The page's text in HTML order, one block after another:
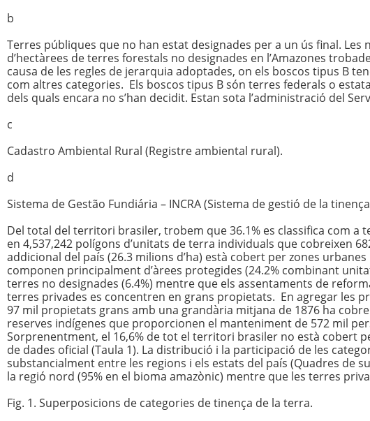
b
Terres públiques que no han estat designades per a un ús final.
d’hectàrees de terres forestals no designades en l’Amazones
causa de les regles de jerarquia adoptades, on els boscos tipus B
com altres categories. Els boscos tipus B són terres federals o
dels quals encara no s’han decidit. Estan sota l’administració del
c
Cadastro Ambiental Rural (Registre ambiental rural).
d
Sistema de Gestão Fundiária – INCRA (Sistema de gestió de la
Del total del territori brasiler, trobem que 36.1% es classifica com a
en 4,537,242 polígons d’unitats de terra individuals que cobreixen
addicional del país (26.3 milions d’ha) està cobert per zones
componen principalment d’àrees protegides (24.2% combinant
terres no designades (6.4%) mentre que els assentaments de
terres privades es concentren en grans propietats. En agregar les
97 mil propietats grans amb una grandària mitjana de 1876 ha
reserves indígenes que proporcionen el manteniment de 572 mil
Sorprenentment, el 16,6% de tot el territori brasiler no està cobert
de dades oficial (Taula 1). La distribució i la participació de les
substancialment entre les regions i els estats del país (Quadres de
la regió nord (95% en el bioma amazònic) mentre que les terres
Fig. 1. Superposicions de categories de tinença de la terra.